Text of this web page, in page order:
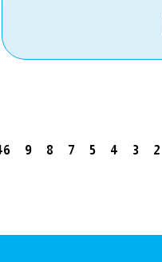
2
3
4
5
7
8
9